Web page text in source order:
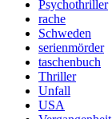
Psychothriller
rache
Schweden
serienmörder
taschenbuch
Thriller
Unfall
USA